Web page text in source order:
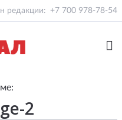
редакции: +7 700 978-78-54